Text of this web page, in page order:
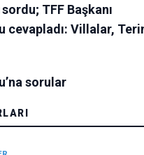
TFF Başkanı
cevapladı: Villalar,
sorular